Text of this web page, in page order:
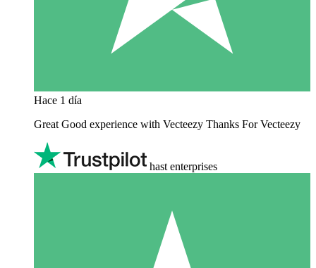
Hace 1 día
Great Good experience with Vecteezy Thanks For Vecteezy
hast enterprises